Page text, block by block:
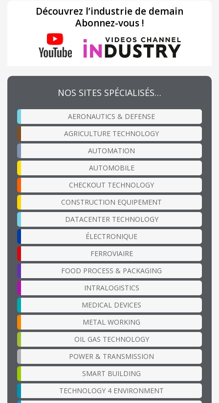
Découvrez l’industrie de demain
Abonnez-vous !
NOS SITES SPÉCIALISÉS…
AERONAUTICS & DEFENSE
AGRICULTURE TECHNOLOGY
AUTOMATION
AUTOMOBILE
CHECKOUT TECHNOLOGY
CONSTRUCTION EQUIPEMENT
DATACENTER TECHNOLOGY
ÉLECTRONIQUE
FERROVIAIRE
FOOD PROCESS & PACKAGING
INTRALOGISTICS
MEDICAL DEVICES
METAL WORKING
OIL GAS TECHNOLOGY
POWER & TRANSMISSION
SMART BUILDING
TECHNOLOGY 4 ENVIRONMENT